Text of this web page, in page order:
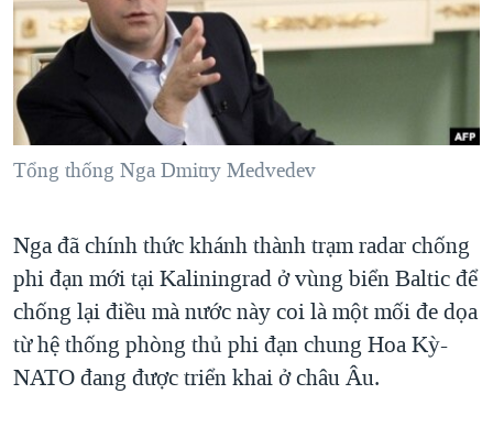
"Tìm"NGƯỜI VIỆT HẢI NGOẠI
ĐỜI SỐNG
KHOA HỌC
SỨC KHOẺ
GIÁO DỤC
TẠI
HÀNH TRÌNH BẦU CỬ 2024
MỘT NĂM CHIẾN TRANH TẠI DẢI GAZA
GIẢI MÃ VÀNH ĐAI & CON ĐƯỜNG
NGÀY TỊ NẠN THẾ GIỚI
GROUND ZERO – XƯA VÀ NAY
CHI PHÍ CHIẾN TRANH AFGHANISTAN
CÁC GIÁ TRỊ CỘNG HÒA Ở VIỆT NAM
THƯỢNG ĐỈNH TRUMP-KIM TẠI VIỆT NAM
VIDEO
NGHE
MẠNG XÃ HỘI
Tổng thống Nga Dmitry Medvedev
Nga đã chính thức khánh thành trạm radar chống
phi đạn mới tại Kaliningrad ở vùng biển Baltic để
chống lại điều mà nước này coi là một mối đe dọa
từ hệ thống phòng thủ phi đạn chung Hoa Kỳ-
NATO đang được triển khai ở châu Âu.